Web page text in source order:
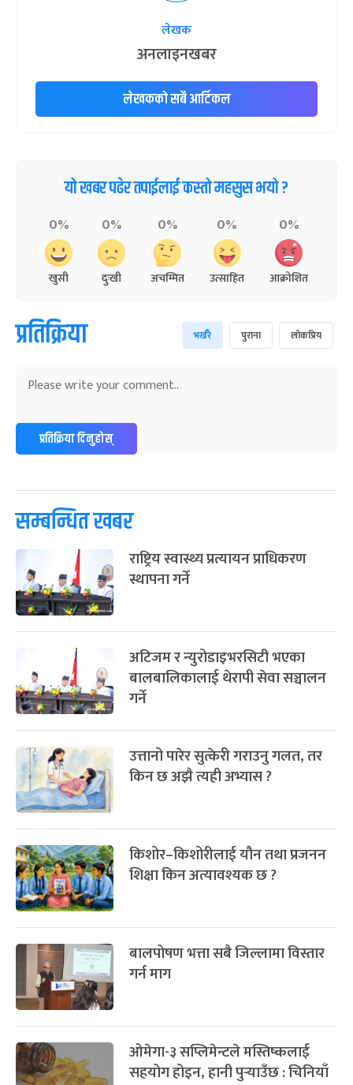
लेखक
अनलाइनखबर
लेखकको सबै आर्टिकल
यो खबर पढेर तपाईलाई कस्तो महसुस भयो ?
0%
खुसी
0%
दुःखी
0%
अचम्मित
0%
उत्साहित
0%
आक्रोशित
प्रतिक्रिया भर्खरै पुराना लोकप्रिय
प्रतिक्रिया दिनुहोस्
सम्बन्धित खबर
राष्ट्रिय स्वास्थ्य प्रत्यायन प्राधिकरण
स्थापना गर्ने
अटिजम र न्युरोडाइभरसिटी भएका
बालबालिकालाई थेरापी सेवा सञ्चालन
गर्ने
उत्तानो पारेर सुत्केरी गराउनु गलत, तर
किन छ अझै त्यही अभ्यास ?
किशोर–किशोरीलाई यौन तथा प्रजनन
शिक्षा किन अत्यावश्यक छ ?
बालपोषण भत्ता सबै जिल्लामा विस्तार
गर्न माग
ओमेगा-३ सप्लिमेन्टले मस्तिष्कलाई
सहयोग होइन, हानी पुर्‍याउँछ : चिनियाँ